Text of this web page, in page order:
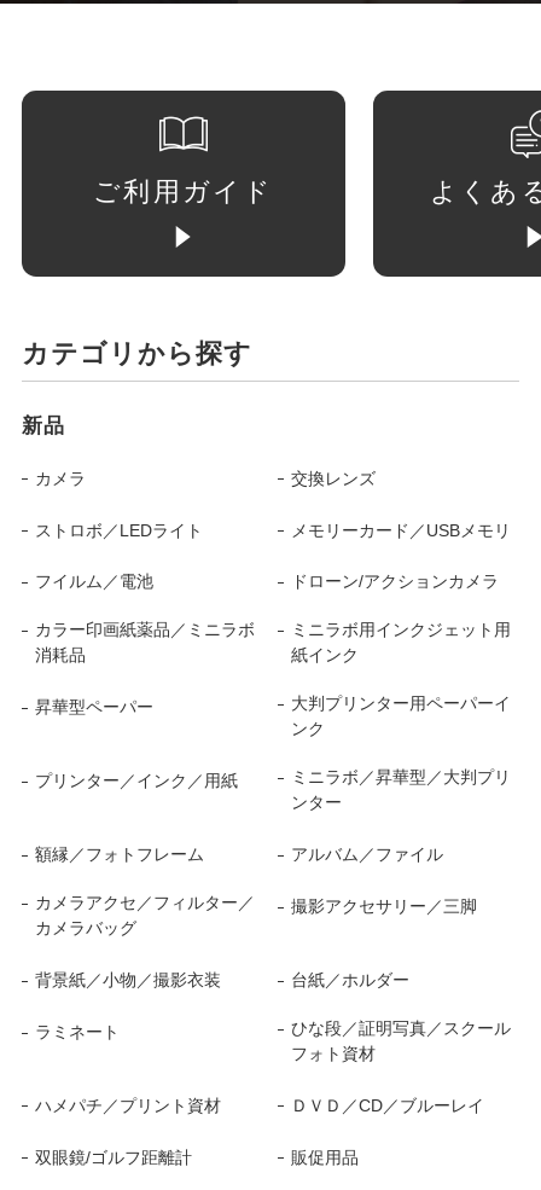
ご利用ガイド よくあ
カテゴリから探す
新品
カメラ 交換レンズ
ストロボ／LEDライト メモリーカード／USBメモリ
フイルム／電池 ドローン/アクションカメラ
カラー印画紙薬品／ミニラボ
消耗品
ミニラボ用インクジェット用
紙インク
昇華型ペーパー
大判プリンター用ペーパーイ
ンク
プリンター／インク／用紙
ミニラボ／昇華型／大判プリ
ンター
額縁／フォトフレーム アルバム／ファイル
カメラアクセ／フィルター／
カメラバッグ
撮影アクセサリー／三脚
背景紙／小物／撮影衣装 台紙／ホルダー
ラミネート
ひな段／証明写真／スクール
フォト資材
ハメパチ／プリント資材 ＤＶＤ／CD／ブルーレイ
双眼鏡/ゴルフ距離計 販促用品